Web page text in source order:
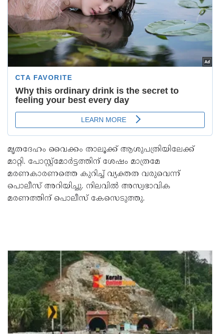
മൃതദേഹം വൈക്കം താലൂക്ക് ആശുപത്രിയിലേക്ക്
മാറ്റി. പോസ്റ്റ്മോർട്ടത്തിന് ശേഷം മാത്രമേ
മരണകാരണത്തെ കുറിച്ച് വ്യക്തത വരുവെന്ന്
പൊലീസ് അറിയിച്ചു. നിലവിൽ അസ്വഭാവിക
മരണത്തിന് പൊലീസ് കേസെടുത്തു.